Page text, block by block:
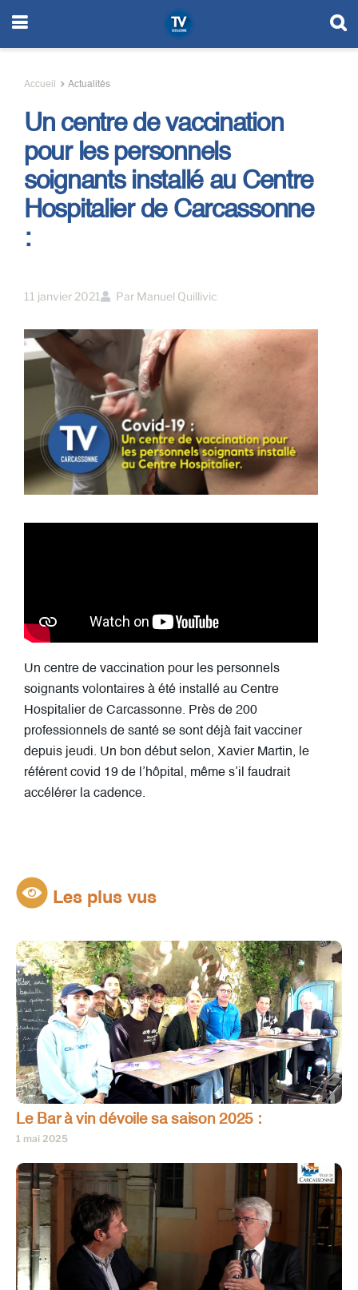
Accueil Actualités
Un centre de vaccination
pour les personnels
soignants installé au Centre
Hospitalier de Carcassonne
:
11 janvier 2021 Par Manuel Quillivic
Un centre de vaccination pour les personnels
soignants volontaires à été installé au Centre
Hospitalier de Carcassonne. Près de 200
professionnels de santé se sont déjà fait vacciner
depuis jeudi. Un bon début selon, Xavier Martin, le
référent covid 19 de l’hôpital, même s’il faudrait
accélérer la cadence.
Les plus vus
Le Bar à vin dévoile sa saison 2025 :
1 mai 2025